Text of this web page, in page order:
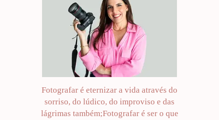
Fotografar é eternizar a vida através do
sorriso, do lúdico, do improviso e das
lágrimas também;Fotografar é ser o que